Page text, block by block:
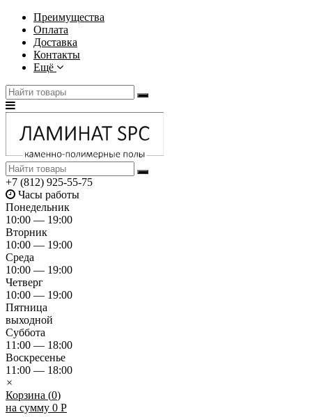
Преимущества
Оплата
Доставка
Контакты
Ещё
+7 (812) 925-55-75
Часы работы
Понедельник
10:00 — 19:00
Вторник
10:00 — 19:00
Среда
10:00 — 19:00
Четверг
10:00 — 19:00
Пятница
выходной
Суббота
11:00 — 18:00
Воскресенье
11:00 — 18:00
×
Корзина (0)
на сумму 0 Р